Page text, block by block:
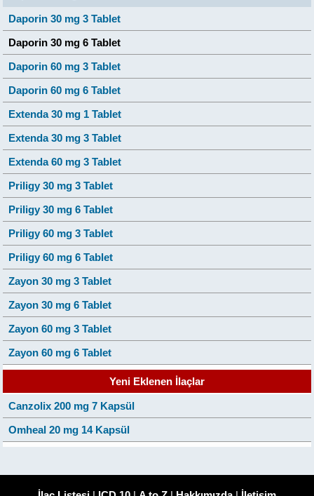
Daporin 30 mg 3 Tablet
Daporin 30 mg 6 Tablet
Daporin 60 mg 3 Tablet
Daporin 60 mg 6 Tablet
Extenda 30 mg 1 Tablet
Extenda 30 mg 3 Tablet
Extenda 60 mg 3 Tablet
Priligy 30 mg 3 Tablet
Priligy 30 mg 6 Tablet
Priligy 60 mg 3 Tablet
Priligy 60 mg 6 Tablet
Zayon 30 mg 3 Tablet
Zayon 30 mg 6 Tablet
Zayon 60 mg 3 Tablet
Zayon 60 mg 6 Tablet
Yeni Eklenen İlaçlar
Canzolix 200 mg 7 Kapsül
Omheal 20 mg 14 Kapsül